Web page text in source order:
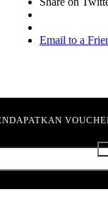
Email to a